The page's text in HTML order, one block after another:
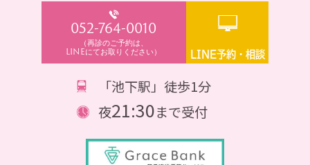
052-764-0010
（再診のご予約は、
LINEにてお取りください） LINE予約・相談
「池下駅」徒歩1分
夜21:30まで受付